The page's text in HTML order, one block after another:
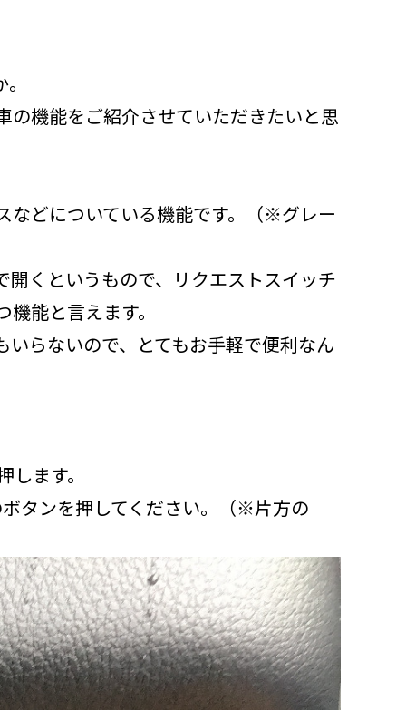
の機能をご紹介させていただきたいと思
などについている機能です。（※グレー
くというもので、リクエストスイッチ
能と言えます。
らないので、とてもお手軽で便利なん
ます。
タンを押してください。（※片方の